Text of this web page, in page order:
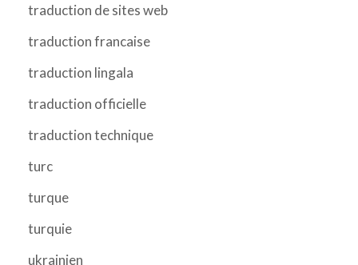
traduction de sites web
traduction francaise
traduction lingala
traduction officielle
traduction technique
turc
turque
turquie
ukrainien